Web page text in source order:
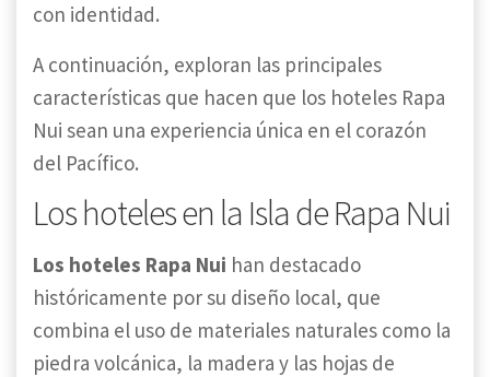
con identidad.
A continuación, exploran las principales
características que hacen que los hoteles Rapa
Nui sean una experiencia única en el corazón
del Pacífico.
Los hoteles en la Isla de Rapa Nui
Los hoteles Rapa Nui han destacado
históricamente por su diseño local, que
combina el uso de materiales naturales como la
piedra volcánica, la madera y las hojas de